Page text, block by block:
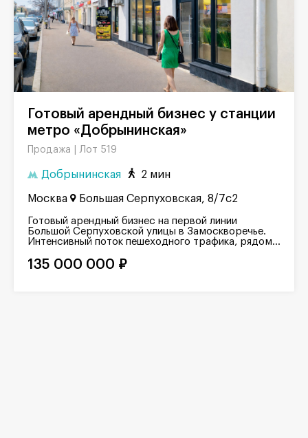
Готовый арендный бизнес у станции
метро «Добрынинская»
Продажа | Лот 519
Добрынинская 2 мин
Москва Большая Серпуховская, 8/7с2
Готовый арендный бизнес на первой линии
Большой Серпуховской улицы в Замоскворечье.
Интенсивный поток пешеходного трафика, рядом...
135 000 000 ₽